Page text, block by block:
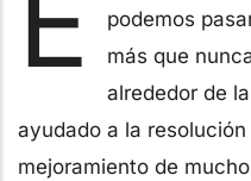
podemos
más que
alrededor de
ayudado a la
mejoramiento de